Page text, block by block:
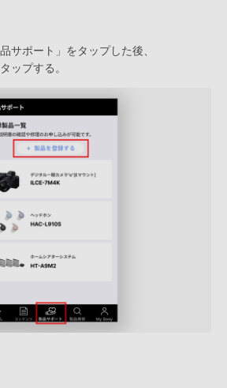
サポート」をタップした後、
ップする。